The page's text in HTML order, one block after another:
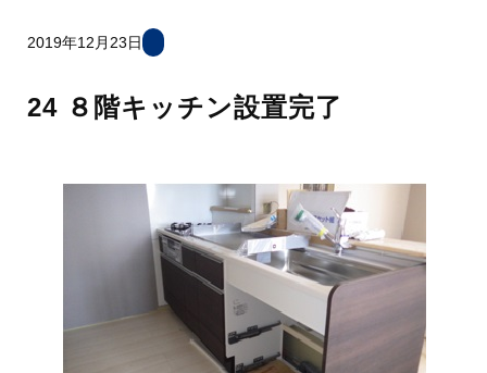
2019年12月23日
24 ８階キッチン設置完了